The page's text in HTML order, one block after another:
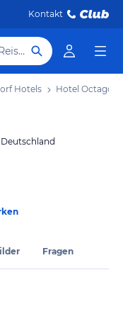
Kontakt
Hotel, Reiseziel
Hotels Hotel Octagon
Fragen